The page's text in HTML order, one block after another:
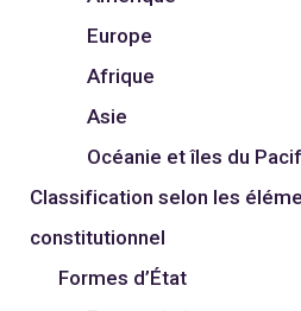
Europe
Afrique
Asie
Océanie et îles du
Classification selon les
constitutionnel
Formes d’État